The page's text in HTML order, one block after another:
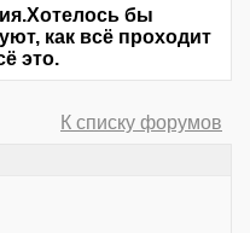
бы
как всё проходит
это.
К списку форумов